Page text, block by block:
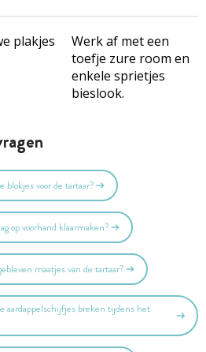
plakjes
Werk af met een
toefje zure room en
enkele sprietjes
bieslook.
voor de tartaar?
op voorhand klaarmaken?
maatjes van de tartaar?
aardappelschijfjes breken tijdens het